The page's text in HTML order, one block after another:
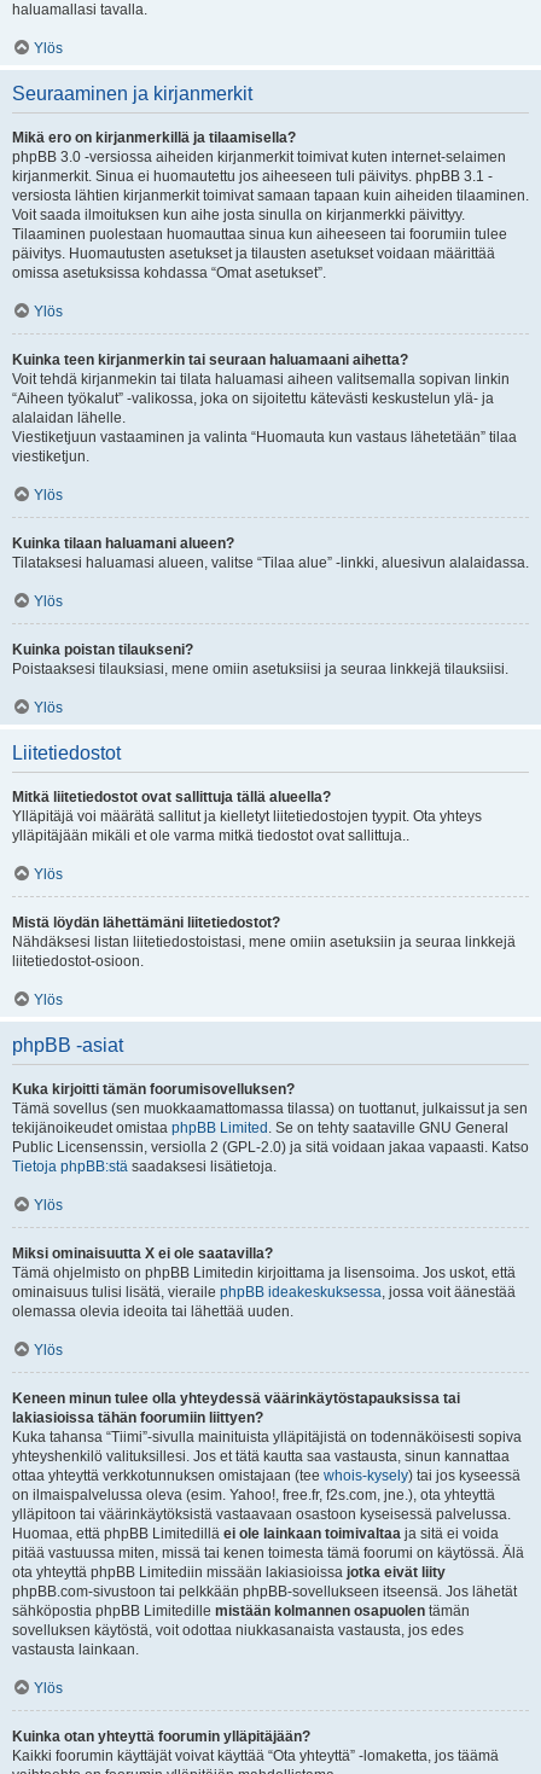
haluamallasi tavalla.
Ylös
Seuraaminen ja kirjanmerkit
Mikä ero on kirjanmerkillä ja tilaamisella?
phpBB 3.0 -versiossa aiheiden kirjanmerkit toimivat kuten internet-selaimen
kirjanmerkit. Sinua ei huomautettu jos aiheeseen tuli päivitys. phpBB 3.1 -
versiosta lähtien kirjanmerkit toimivat samaan tapaan kuin aiheiden tilaaminen.
Voit saada ilmoituksen kun aihe josta sinulla on kirjanmerkki päivittyy.
Tilaaminen puolestaan huomauttaa sinua kun aiheeseen tai foorumiin tulee
päivitys. Huomautusten asetukset ja tilausten asetukset voidaan määrittää
omissa asetuksissa kohdassa “Omat asetukset”.
Ylös
Kuinka teen kirjanmerkin tai seuraan haluamaani aihetta?
Voit tehdä kirjanmekin tai tilata haluamasi aiheen valitsemalla sopivan linkin
“Aiheen työkalut” -valikossa, joka on sijoitettu kätevästi keskustelun ylä- ja
alalaidan lähelle.
Viestiketjuun vastaaminen ja valinta “Huomauta kun vastaus lähetetään” tilaa
viestiketjun.
Ylös
Kuinka tilaan haluamani alueen?
Tilataksesi haluamasi alueen, valitse “Tilaa alue” -linkki, aluesivun alalaidassa.
Ylös
Kuinka poistan tilaukseni?
Poistaaksesi tilauksiasi, mene omiin asetuksiisi ja seuraa linkkejä tilauksiisi.
Ylös
Liitetiedostot
Mitkä liitetiedostot ovat sallittuja tällä alueella?
Ylläpitäjä voi määrätä sallitut ja kielletyt liitetiedostojen tyypit. Ota yhteys
ylläpitäjään mikäli et ole varma mitkä tiedostot ovat sallittuja..
Ylös
Mistä löydän lähettämäni liitetiedostot?
Nähdäksesi listan liitetiedostoistasi, mene omiin asetuksiin ja seuraa linkkejä
liitetiedostot-osioon.
Ylös
phpBB -asiat
Kuka kirjoitti tämän foorumisovelluksen?
Tämä sovellus (sen muokkaamattomassa tilassa) on tuottanut, julkaissut ja sen
tekijänoikeudet omistaa phpBB Limited . Se on tehty saataville GNU General
Public Licensenssin, versiolla 2 (GPL-2.0) ja sitä voidaan jakaa vapaasti. Katso
Tietoja phpBB:stä saadaksesi lisätietoja.
Ylös
Miksi ominaisuutta X ei ole saatavilla?
Tämä ohjelmisto on phpBB Limitedin kirjoittama ja lisensoima. Jos uskot, että
ominaisuus tulisi lisätä, vieraile phpBB ideakeskuksessa, jossa voit äänestää
olemassa olevia ideoita tai lähettää uuden.
Ylös
Keneen minun tulee olla yhteydessä väärinkäytöstapauksissa tai
lakiasioissa tähän foorumiin liittyen?
Kuka tahansa “Tiimi”-sivulla mainituista ylläpitäjistä on todennäköisesti sopiva
yhteyshenkilö valituksillesi. Jos et tätä kautta saa vastausta, sinun kannattaa
ottaa yhteyttä verkkotunnuksen omistajaan (tee whois-kysely) tai jos kyseessä
on ilmaispalvelussa oleva (esim. Yahoo!, free.fr, f2s.com, jne.), ota yhteyttä
ylläpitoon tai väärinkäytöksistä vastaavaan osastoon kyseisessä palvelussa.
Huomaa, että phpBB Limitedillä ei ole lainkaan toimivaltaa ja sitä ei voida
pitää vastuussa miten, missä tai kenen toimesta tämä foorumi on käytössä. Älä
ota yhteyttä phpBB Limitediin missään lakiasioissa jotka eivät liity
phpBB.com-sivustoon tai pelkkään phpBB-sovellukseen itseensä. Jos lähetät
sähköpostia phpBB Limitedille mistään kolmannen osapuolen tämän
sovelluksen käytöstä, voit odottaa niukkasanaista vastausta, jos edes
vastausta lainkaan.
Ylös
Kuinka otan yhteyttä foorumin ylläpitäjään?
Kaikki foorumin käyttäjät voivat käyttää “Ota yhteyttä” -lomaketta, jos täämä